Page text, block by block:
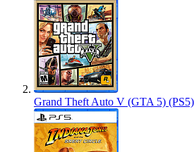
Grand Theft Auto V (GTA 5) (PS5)